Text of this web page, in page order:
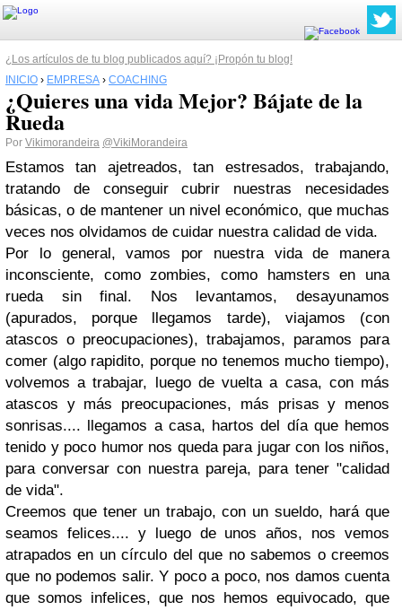
¿Los artículos de tu blog publicados aquí? ¡Propón tu blog!
INICIO › EMPRESA › COACHING
¿Quieres una vida Mejor? Bájate de la
Rueda
Por Vikimorandeira @VikiMorandeira
Estamos tan ajetreados, tan estresados, trabajando,
tratando de conseguir cubrir nuestras necesidades
básicas, o de mantener un nivel económico, que muchas
veces nos olvidamos de cuidar nuestra calidad de vida.
Por lo general, vamos por nuestra vida de manera
inconsciente, como zombies, como hamsters en una
rueda sin final. Nos levantamos, desayunamos
(apurados, porque llegamos tarde), viajamos (con
atascos o preocupaciones), trabajamos, paramos para
comer (algo rapidito, porque no tenemos mucho tiempo),
volvemos a trabajar, luego de vuelta a casa, con más
atascos y más preocupaciones, más prisas y menos
sonrisas.... llegamos a casa, hartos del día que hemos
tenido y poco humor nos queda para jugar con los niños,
para conversar con nuestra pareja, para tener "calidad
de vida".
Creemos que tener un trabajo, con un sueldo, hará que
seamos felices.... y luego de unos años, nos vemos
atrapados en un círculo del que no sabemos o creemos
que no podemos salir. Y poco a poco, nos damos cuenta
que somos infelices, que nos hemos equivocado, que